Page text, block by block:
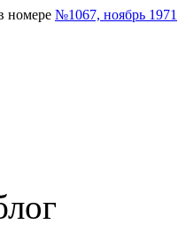
номере №1067, ноябрь 1971